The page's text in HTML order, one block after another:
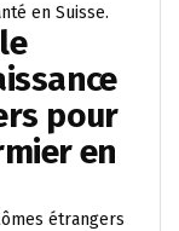
en Suisse.
pour
en
étrangers